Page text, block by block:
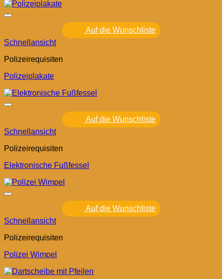
Auf die Wunschliste
Schnellansicht
Polizeirequisiten
Polizeiplakate
Auf die Wunschliste
Schnellansicht
Polizeirequisiten
Elektronische Fußfessel
Auf die Wunschliste
Schnellansicht
Polizeirequisiten
Polizei Wimpel